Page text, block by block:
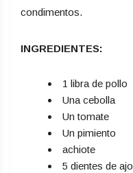
condimentos.
INGREDIENTES:
1 libra de pollo
Una cebolla
Un tomate
Un pimiento
achiote
5 dientes de ajo